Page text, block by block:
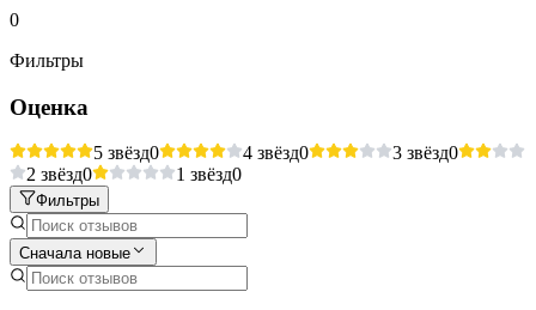
0
Фильтры
Оценка
5 звёзд0 4 звёзд0 3 звёзд0
2 звёзд0 1 звёзд0
Фильтры
Сначала новые